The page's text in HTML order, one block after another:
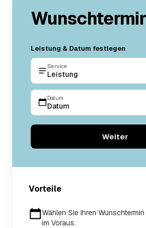
Leistung & Datum festlegen
Service
Leistung
Datum
Datum
Weiter
Vorteile
Wählen Sie Ihren
im Voraus.